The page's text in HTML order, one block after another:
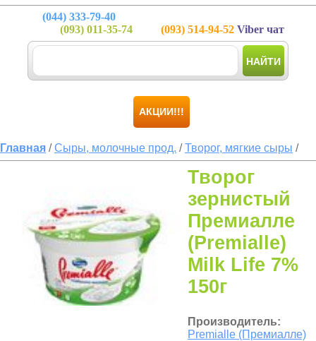
(044) 333-79-40
(093) 011-35-74 (093) 514-94-52 Viber чат
НАЙТИ
АКЦИИ!!!
Главная /Сыры, молочные прод. /Творог, мягкие сыры /
Творог
зернистый
Премиалле
(Premialle)
Milk Life 7%
150г
Производитель:
Premialle (Премиалле)